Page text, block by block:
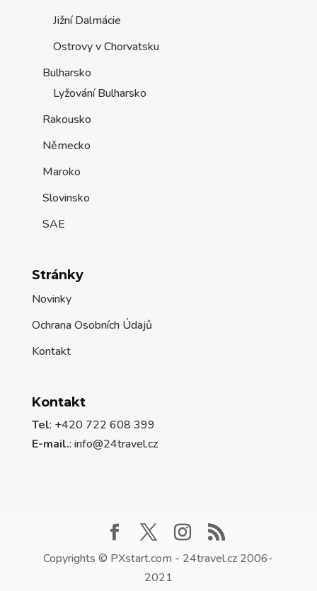
Jižní Dalmácie
Ostrovy v Chorvatsku
Bulharsko
Lyžování Bulharsko
Rakousko
Německo
Maroko
Slovinsko
SAE
Stránky
Novinky
Ochrana Osobních Údajů
Kontakt
Kontakt
Tel: +420 722 608 399
E-mail.: info@24travel.cz
Copyrights © PXstart.com - 24travel.cz 2006-
2021